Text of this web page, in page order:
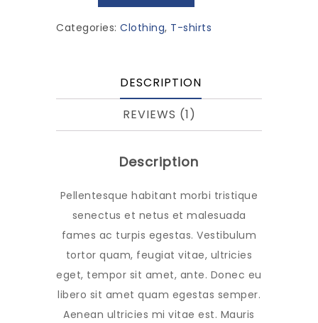
quantity
Categories: Clothing, T-shirts
DESCRIPTION
REVIEWS (1)
Description
Pellentesque habitant morbi tristique
senectus et netus et malesuada
fames ac turpis egestas. Vestibulum
tortor quam, feugiat vitae, ultricies
eget, tempor sit amet, ante. Donec eu
libero sit amet quam egestas semper.
Aenean ultricies mi vitae est. Mauris